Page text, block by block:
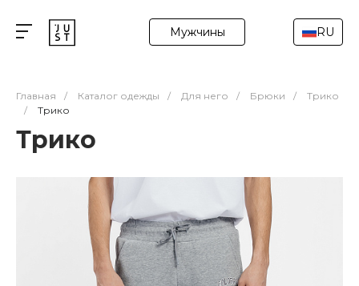
Мужчины RU
Главная / Каталог одежды / Для него / Брюки /
Трико
/
Трико
Трико